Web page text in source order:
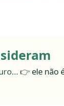
👉 ele não